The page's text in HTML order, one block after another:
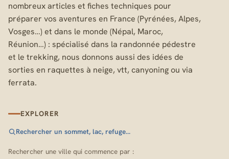
nombreux articles et fiches techniques pour
préparer vos aventures en France (Pyrénées, Alpes,
Vosges…) et dans le monde (Népal, Maroc,
Réunion…) : spécialisé dans la randonnée pédestre
et le trekking, nous donnons aussi des idées de
sorties en raquettes à neige, vtt, canyoning ou via
ferrata.
EXPLORER
Rechercher un sommet, lac, refuge…
Rechercher une ville qui commence par :